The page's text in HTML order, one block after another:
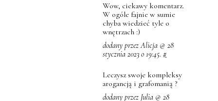
Wow, ciekawy komentarz.
W ogóle fajnie w sumie
chyba wiedzieć tyle o
wnętrzach :)
dodany przez Alicja @ 28
stycznia 2023 o 19:45.#
Leczysz swoje kompleksy
arogancją i grafomanią ?
dodany przez Julia @ 28